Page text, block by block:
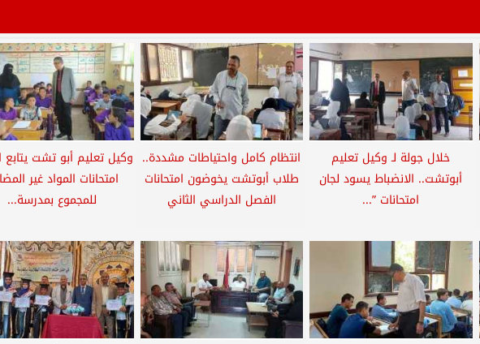
خلال جولة لـ وكيل تعليم
أبوتشت.. الانضباط يسود لجان
امتحانات ”...
انتظام كامل واحتياطات مشددة..
طلاب أبوتشت يخوضون امتحانات
الفصل الدراسي الثاني
وكيل تعليم أبو تشت يتابع
امتحانات المواد غير
للمجموع بمدرسة...